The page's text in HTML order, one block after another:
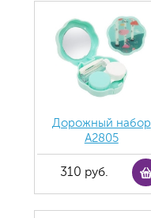
Дорожный набор
А2805
310 руб.